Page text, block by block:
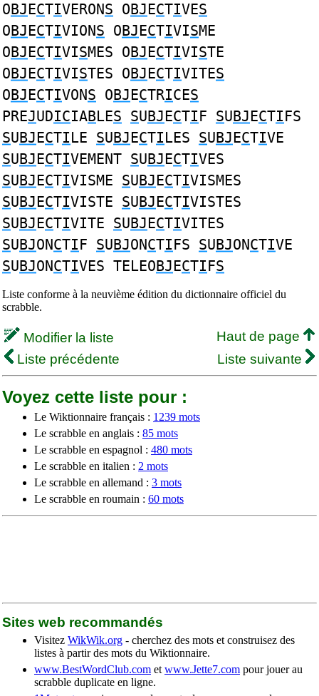
OBJECTIVERONS OBJECTIVES
OBJECTIVIONS OBJECTIVISME
OBJECTIVISMES OBJECTIVISTE
OBJECTIVISTES OBJECTIVITES
OBJECTIVONS OBJECTRICES
PREJUDICIABLES SUBJECTIF SUBJECTIFS
SUBJECTILE SUBJECTILES SUBJECTIVE
SUBJECTIVEMENT SUBJECTIVES
SUBJECTIVISME SUBJECTIVISMES
SUBJECTIVISTE SUBJECTIVISTES
SUBJECTIVITE SUBJECTIVITES
SUBJONCTIF SUBJONCTIFS SUBJONCTIVE
SUBJONCTIVES TELEOBJECTIFS
Liste conforme à la neuvième édition du dictionnaire officiel du
scrabble.
Modifier la liste
Haut de page
Liste précédente
Liste suivante
Voyez cette liste pour :
Le Wiktionnaire français : 1239 mots
Le scrabble en anglais : 85 mots
Le scrabble en espagnol : 480 mots
Le scrabble en italien : 2 mots
Le scrabble en allemand : 3 mots
Le scrabble en roumain : 60 mots
Sites web recommandés
Visitez WikWik.org - cherchez des mots et construisez des
listes à partir des mots du Wiktionnaire.
www.BestWordClub.com et www.Jette7.com pour jouer au
scrabble duplicate en ligne.